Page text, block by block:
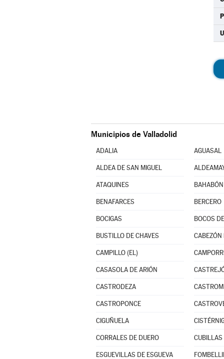
Municipios de Valladolid
ADALIA AGUASAL
ALDEA DE SAN MIGUEL
ATAQUINES BAHABÓN
BENAFARCES BERCERO
BOCIGAS BOCOS
BUSTILLO DE CHAVES CABEZÓN
CAMPILLO (EL)
CASASOLA DE ARIÓN
CASTRODEZA
CASTROPONCE
CIGUÑUELA
CORRALES DE DUERO
ESGUEVILLAS DE ESGUEVA